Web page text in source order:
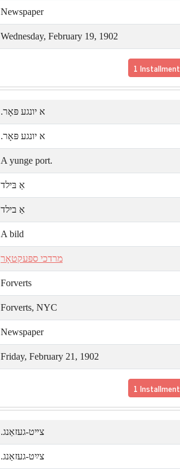
Newspaper
Wednesday, February 19, 1902
1 Installment
א יונגע פּאָר.
א יונגע פּאָר.
A yunge port.
אַ בּילד
אַ בילד
A bild
מרדכי ספּעקטאָר
Forverts
Forverts, NYC
Newspaper
Friday, February 21, 1902
1 Installment
צײט-געזאַנג.
צײַט-געזאַנג.